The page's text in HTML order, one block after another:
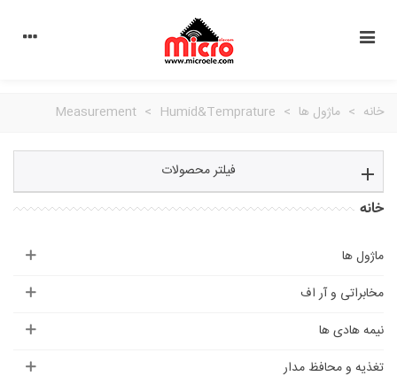
خانه > ماژول ها >
Measurement > Humid&Temprature
فیلتر محصولات
خانه
ماژول ها
مخابراتی و آر اف
نیمه هادی ها
تغذیه و محافظ مدار